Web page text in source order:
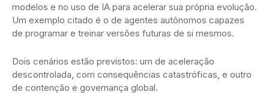
modelos e no uso de IA para acelerar sua própria evolução.
Um exemplo citado é o de agentes autônomos capazes
de programar e treinar versões futuras de si mesmos.
Dois cenários estão previstos: um de aceleração
descontrolada, com consequências catastróficas, e outro
de contenção e governança global.